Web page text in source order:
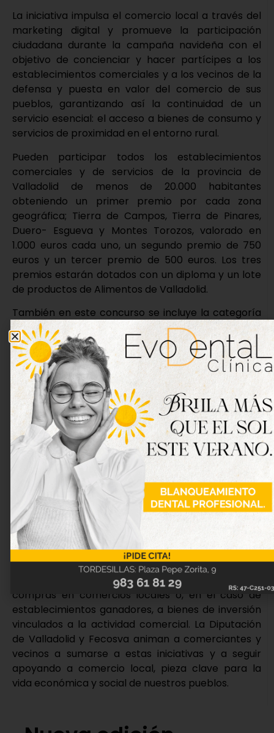
La iniciativa impulsa el comercio local a través del
marketing digital y promueve la participación
ciudadana durante la campaña navideña con el
objetivo de concienciar y hacer partícipes a los
establecimientos comerciales y a los vecinos de la
defensa y puesta en valor del comercio de sus
pueblos, garantizando así la continuidad de un
servicio esencial: el acceso a bienes de consumo y
servicios de proximidad en el entorno rural.
Pueden participar todos los establecimientos
comerciales y de servicios de la provincia de
Valladolid de menos de 20.000 habitantes
obteniendo un primer premio por cada zona
geográfica; Tierra de Campos, Tierra de Pinares,
Duero- Esgueva y Montes Torozos, valorado en
1.000 euros cada uno, un segundo premio de 750
euros y un tercer premio de 500 euros. Los tres
premios estarán dotados con un diploma y un lote
de productos de Alimentos de Valladolid.
También en este concurso se incluye la categoría
‘Vecinos’, para que los ciudadanos puedan
participar de modo individual enviando fotos de
escaparates, tiendas o calles comerciales de los
pueblos de Valladolid (de menos de 20.000
habitantes) con una única categoría que abarcará
a todas las zonas de concurso y que obtendrán los
mismos premios que la categoría de comercios.
Este año, como novedad, se organizará un sorteo
para fomentar la participación ciudadana y
otorgar visibilidad a los escaparates de los
comerciantes y las fotografías participantes. Para
ello, del 22 de diciembre de 2025 al 2 de enero de
2026 los visitantes de la web del concurso, podrán
optar a cinco premios de 100 euros cada uno,
seleccionando un escaparate y una fotografía y
rellenando un formulario.
El importe de los premios deberá destinarse a
compras en comercios locales o, en el caso de
establecimientos ganadores, a bienes de inversión
vinculados a la actividad comercial. La Diputación
de Valladolid y Fecosva animan a comerciantes y
vecinos a sumarse a estas iniciativas y a seguir
apoyando a comercio local, pieza clave para la
vida económica y social de nuestros pueblos.